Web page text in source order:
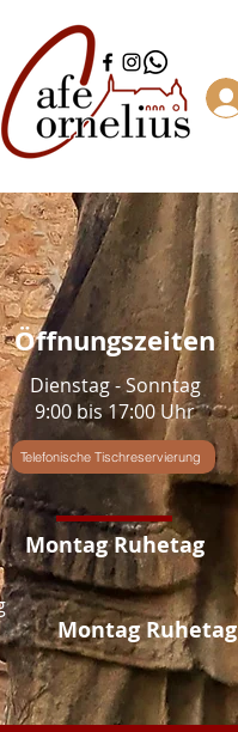
Öffnungszeiten
Dienstag - Sonntag
9:00 bis 17:00 Uhr
Telefonische Tischreservierung
Montag Ruhetag
Montag Ruhetag